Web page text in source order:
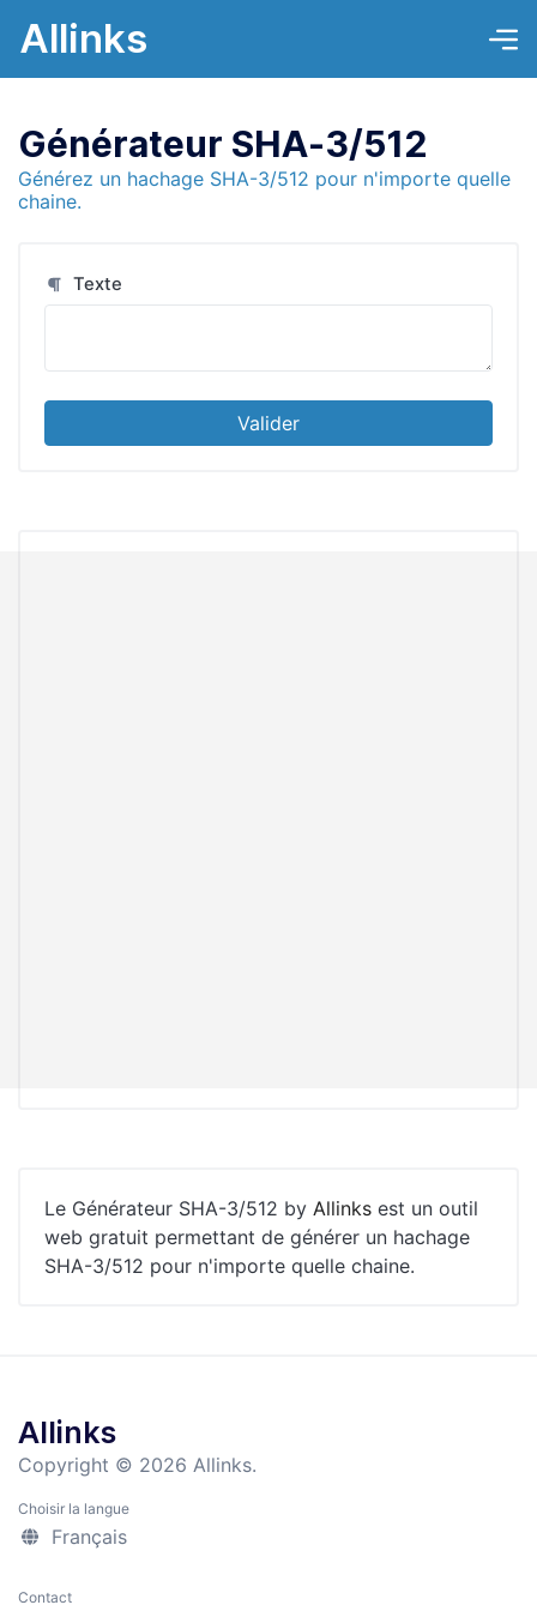
Allinks
Générateur SHA-3/512
Générez un hachage SHA-3/512 pour n'importe quelle
chaine.
Texte
Valider
Le Générateur SHA-3/512 by Allinks est un outil
web gratuit permettant de générer un hachage
SHA-3/512 pour n'importe quelle chaine.
Allinks
Copyright © 2026 Allinks.
Choisir la langue
Français
Contact